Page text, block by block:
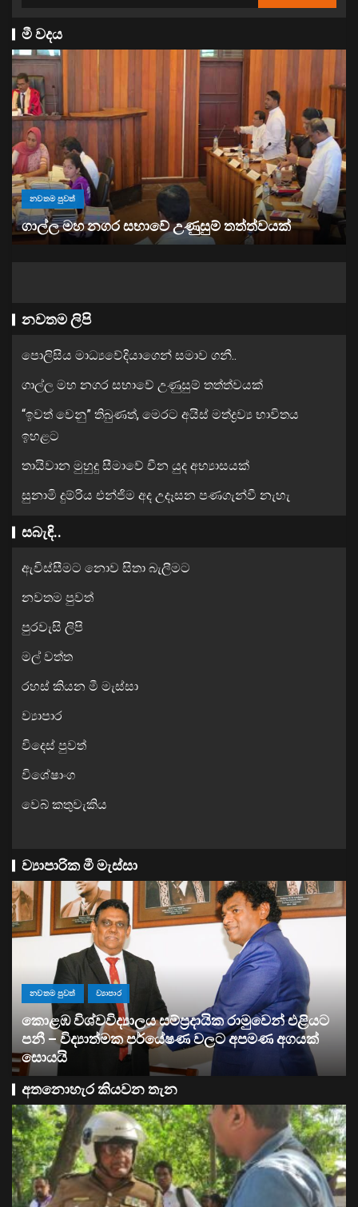
මී වදය
නවතම පුවත්
“ඉවත් වෙනු” තිබුණත්, මෙරට අයිස් මත්ද්‍රව්‍ය භාවිතය
ඉහළට
නවතම ලිපි
පොලිසිය මාධ්‍යවේදියාගෙන් සමාව ගනී..
ගාල්ල මහ නගර සභාවේ උණුසුම් තත්ත්වයක්
“ඉවත් වෙනු” තිබුණත්, මෙරට අයිස් මත්ද්‍රව්‍ය භාවිතය
ඉහළට
තායිවාන මුහුදු සීමාවේ චීන යුද අභ්‍යාසයක්
සුනාමි දුම්රිය එන්ජිම අද උදෑසන පණගැන්වී නැහැ
සබැඳි..
ඇවිස්සීමට නොව සිතා බැලීමට
නවතම පුවත්
පුරවැසි ලිපි
මල් වත්ත
රහස් කියන මී මැස්සා
ව්‍යාපාර
විදෙස් පුවත්
විශේෂාංග
වෙබ් කතුවැකිය
ව්‍යාපාරික මී මැස්සා
ව්‍යාපාර
සතොසෙන් සුපර් වැඩක් ..
අතනොහැර කියවන තැන